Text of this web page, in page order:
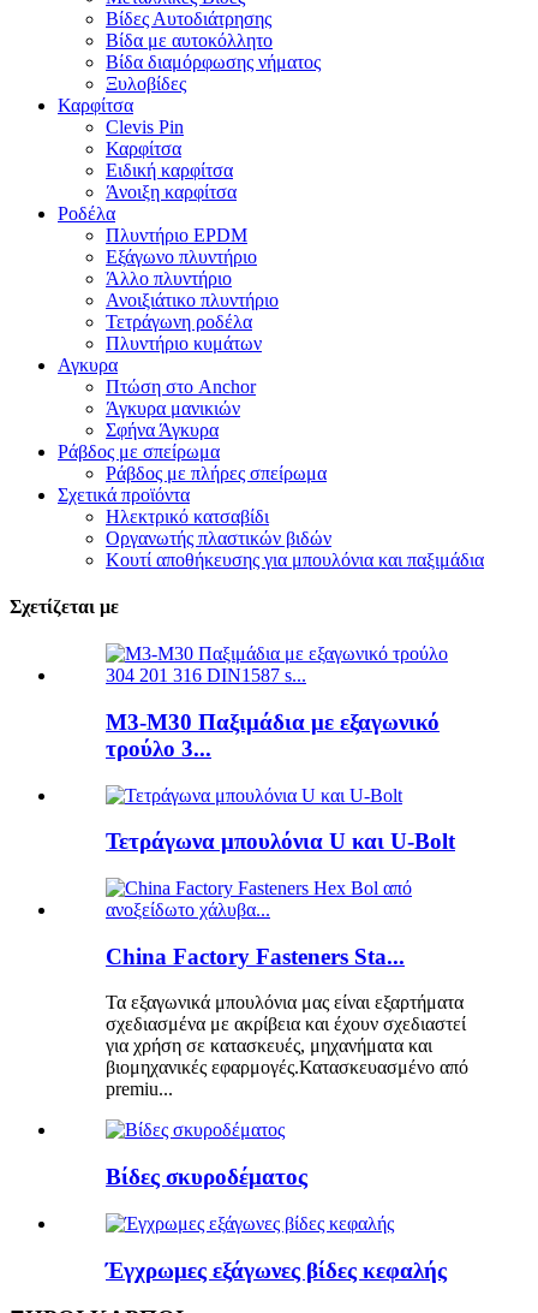
Βίδες Αυτοδιάτρησης
Βίδα με αυτοκόλλητο
Βίδα διαμόρφωσης νήματος
Ξυλοβίδες
Καρφίτσα
Clevis Pin
Καρφίτσα
Ειδική καρφίτσα
Άνοιξη καρφίτσα
Ροδέλα
Πλυντήριο EPDM
Εξάγωνο πλυντήριο
Άλλο πλυντήριο
Ανοιξιάτικο πλυντήριο
Τετράγωνη ροδέλα
Πλυντήριο κυμάτων
Αγκυρα
Πτώση στο Anchor
Άγκυρα μανικιών
Σφήνα Άγκυρα
Ράβδος με σπείρωμα
Ράβδος με πλήρες σπείρωμα
Σχετικά προϊόντα
Ηλεκτρικό κατσαβίδι
Οργανωτής πλαστικών βιδών
Κουτί αποθήκευσης για μπουλόνια και παξιμάδια
Σχετίζεται με
M3-M30 Παξιμάδια με εξαγωνικό
τρούλο 3...
Τετράγωνα μπουλόνια U και U-Bolt
China Factory Fasteners Sta...
Τα εξαγωνικά μπουλόνια μας είναι εξαρτήματα
σχεδιασμένα με ακρίβεια και έχουν σχεδιαστεί
για χρήση σε κατασκευές, μηχανήματα και
βιομηχανικές εφαρμογές.Κατασκευασμένο από
premiu...
Βίδες σκυροδέματος
Έγχρωμες εξάγωνες βίδες κεφαλής